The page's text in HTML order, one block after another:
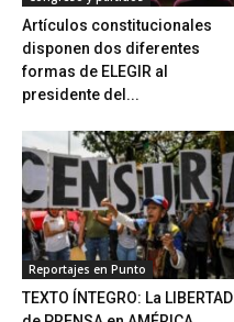
Artículos constitucionales
disponen dos diferentes
formas de ELEGIR al
presidente del...
Reportajes en Punto
TEXTO ÍNTEGRO: La LIBERTAD